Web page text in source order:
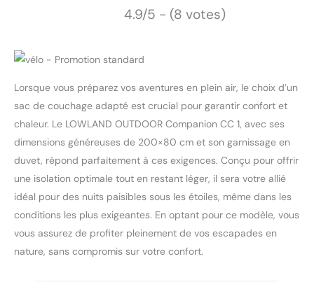
4.9/5 - (8 votes)
Lorsque vous préparez vos aventures en plein air, le choix d’un
sac de couchage adapté est crucial pour garantir confort et
chaleur. Le LOWLAND OUTDOOR Companion CC 1, avec ses
dimensions généreuses de 200×80 cm et son garnissage en
duvet, répond parfaitement à ces exigences. Conçu pour offrir
une isolation optimale tout en restant léger, il sera votre allié
idéal pour des nuits paisibles sous les étoiles, même dans les
conditions les plus exigeantes. En optant pour ce modèle, vous
vous assurez de profiter pleinement de vos escapades en
nature, sans compromis sur votre confort.